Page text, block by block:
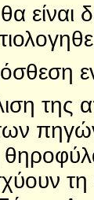
είναι
της
τη